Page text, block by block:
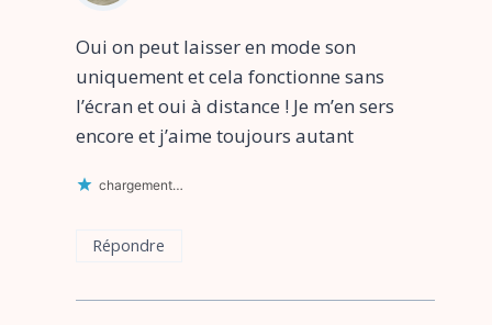
Oui on peut laisser en mode son
uniquement et cela fonctionne sans
l’écran et oui à distance ! Je m’en sers
encore et j’aime toujours autant
chargement…
Répondre